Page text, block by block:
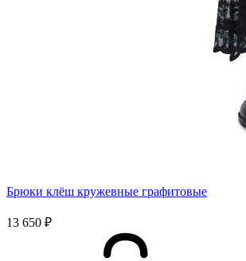
Брюки клёш кружевные графитовые
13 650 ₽